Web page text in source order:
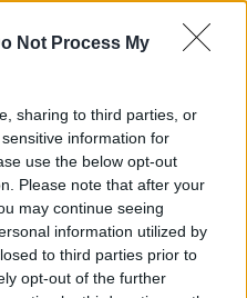
Not Process My
sharing to third parties, or
information for
use the below opt-out
Please note that after your
may continue seeing
information utilized by
to third parties prior to
opt-out of the further